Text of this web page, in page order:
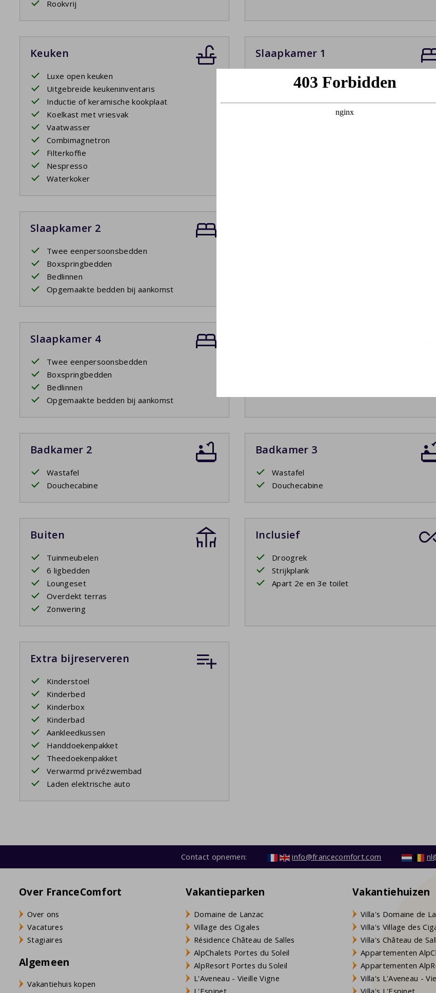
Rookvrij
Keuken
Luxe open keuken
Uitgebreide keukeninventaris
Inductie of keramische kookplaat
Koelkast met vriesvak
Vaatwasser
Combimagnetron
Filterkoffie
Nespresso
Waterkoker
Slaapkamer 1
Twee eenpersoonsbedden
Boxspringbedden
Bedlinnen
Opgemaakte bedden bij aankomst
Slaapkamer 2
Twee eenpersoonsbedden
Boxspringbedden
Bedlinnen
Opgemaakte bedden bij aankomst
Slaapkamer 4
Twee eenpersoonsbedden
Boxspringbedden
Bedlinnen
Opgemaakte bedden bij aankomst
Badkamer 2
Wastafel
Douchecabine
Badkamer 3
Wastafel
Douchecabine
Buiten
Tuinmeubelen
6 ligbedden
Loungeset
Overdekt terras
Zonwering
Inclusief
Droogrek
Strijkplank
Apart 2e en 3e toilet
Extra bijreserveren
Kinderstoel
Kinderbed
Kinderbox
Kinderbad
Aankleedkussen
Handdoekenpakket
Theedoekenpakket
Verwarmd privézwembad
Laden elektrische auto
Contact opnemen: info@francecomfort.com
Over FranceComfort
Over ons
Vacatures
Stagiaires
Algemeen
Vakantiehuis kopen
Vakantieparken
Domaine de Lanzac
Village des Cigales
Résidence Château de Salles
AlpChalets Portes du Soleil
AlpResort Portes du Soleil
L'Aveneau - Vieille Vigne
L'Espinet
Vakantiehuizen
Villa's Domaine de
Villa's Village des
Villa's Château de
Appartementen
Appartementen
Villa's L'Aveneau -
Villa's L'Espinet